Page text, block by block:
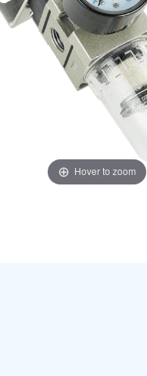
Hover to zoom